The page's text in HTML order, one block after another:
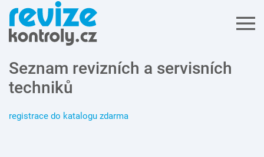
Seznam revizních a servisních
techniků
registrace do katalogu zdarma